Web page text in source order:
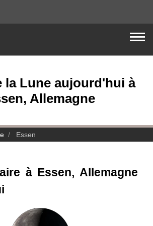
la Lune aujourd'hui à
Allemagne
Essen
à Essen, Allemagne